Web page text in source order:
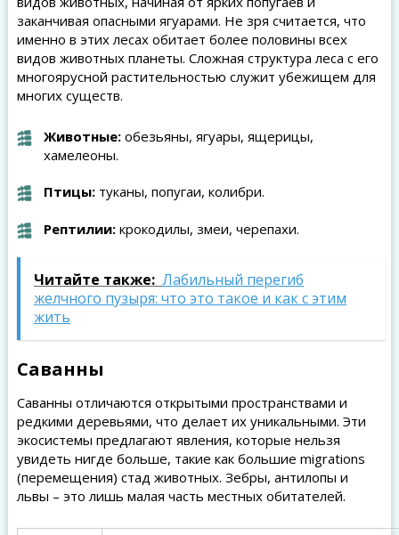
заканчивая опасными ягуарами. Не зря считается, что
именно в этих лесах обитает более половины всех
видов животных планеты. Сложная структура леса с его
многоярусной растительностью служит убежищем для
многих существ.
Животные:обезьяны, ягуары, ящерицы,
хамелеоны.
Птицы:туканы, попугаи, колибри.
Рептилии:крокодилы, змеи, черепахи.
Читайте также: Лабильный перегиб
желчного пузыря: что это такое и как с этим
жить
Саванны
Саванны отличаются открытыми пространствами и
редкими деревьями, что делает их уникальными. Эти
экосистемы предлагают явления, которые нельзя
увидеть нигде больше, такие как большие migrations
(перемещения) стад животных. Зебры, антилопы и
львы – это лишь малая часть местных обитателей.